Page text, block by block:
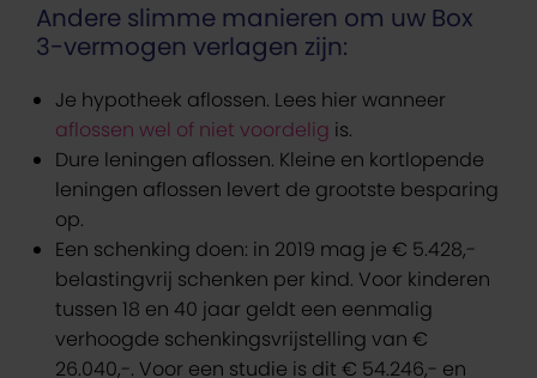
Andere slimme manieren om uw Box
3-vermogen verlagen zijn:
Je hypotheek aflossen. Lees hier wanneer
aflossen wel of niet voordelig is.
Dure leningen aflossen. Kleine en kortlopende
leningen aflossen levert de grootste besparing
op.
Een schenking doen: in 2019 mag je € 5.428,-
belastingvrij schenken per kind. Voor kinderen
tussen 18 en 40 jaar geldt een eenmalig
verhoogde schenkingsvrijstelling van €
26.040,-. Voor een studie is dit € 54.246,- en